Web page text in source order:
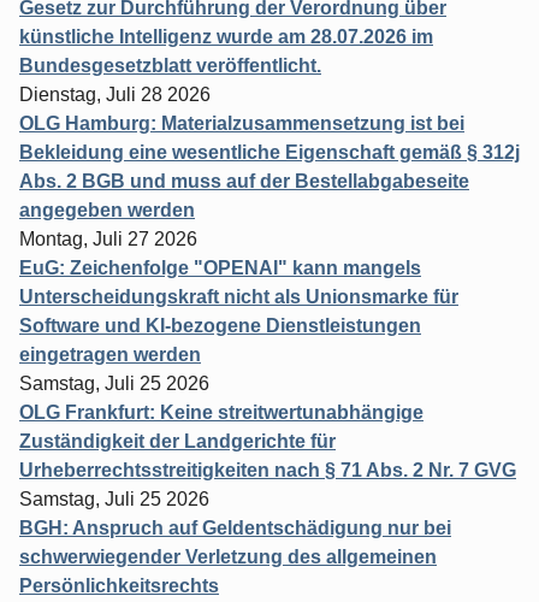
Gesetz zur Durchführung der Verordnung über
künstliche Intelligenz wurde am 28.07.2026 im
Bundesgesetzblatt veröffentlicht.
Dienstag, Juli 28 2026
OLG Hamburg: Materialzusammensetzung ist bei
Bekleidung eine wesentliche Eigenschaft gemäß § 312j
Abs. 2 BGB und muss auf der Bestellabgabeseite
angegeben werden
Montag, Juli 27 2026
EuG: Zeichenfolge "OPENAI" kann mangels
Unterscheidungskraft nicht als Unionsmarke für
Software und KI-bezogene Dienstleistungen
eingetragen werden
Samstag, Juli 25 2026
OLG Frankfurt: Keine streitwertunabhängige
Zuständigkeit der Landgerichte für
Urheberrechtsstreitigkeiten nach § 71 Abs. 2 Nr. 7 GVG
Samstag, Juli 25 2026
BGH: Anspruch auf Geldentschädigung nur bei
schwerwiegender Verletzung des allgemeinen
Persönlichkeitsrechts